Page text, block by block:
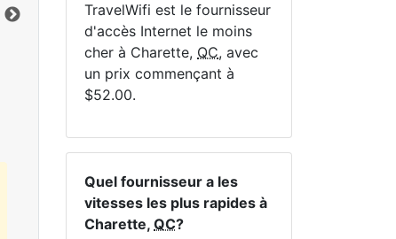
Cliquez ici pour afficher tous les forfaits
Internet MapleWifi.
TravelWifi est le fournisseur
d'accès Internet le moins
cher à Charette, QC, avec
un prix commençant à
$52.00.
Quel fournisseur a les
vitesses les plus rapides à
Charette, QC?